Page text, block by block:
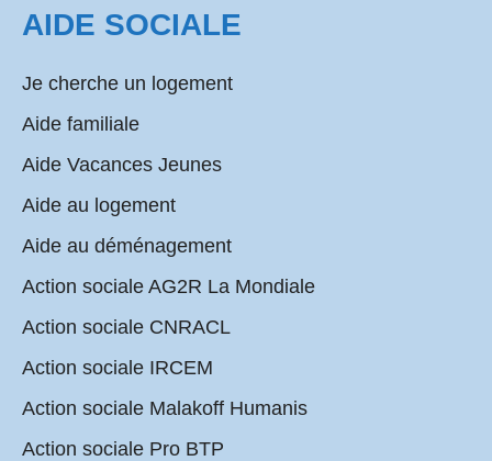
AIDE SOCIALE
Je cherche un logement
Aide familiale
Aide Vacances Jeunes
Aide au logement
Aide au déménagement
Action sociale AG2R La Mondiale
Action sociale CNRACL
Action sociale IRCEM
Action sociale Malakoff Humanis
Action sociale Pro BTP